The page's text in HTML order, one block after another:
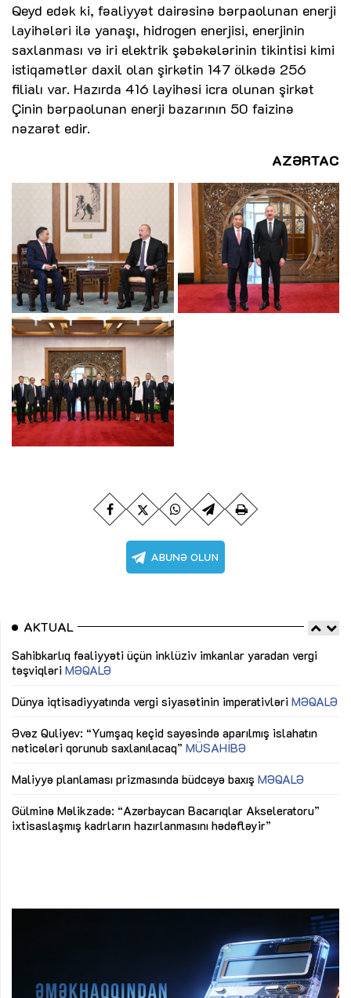
Qeyd edək ki, fəaliyyət dairəsinə bərpaolunan enerji
layihələri ilə yanaşı, hidrogen enerjisi, enerjinin
saxlanması və iri elektrik şəbəkələrinin tikintisi kimi
istiqamətlər daxil olan şirkətin 147 ölkədə 256
filialı var. Hazırda 416 layihəsi icra olunan şirkət
Çinin bərpaolunan enerji bazarının 50 faizinə
nəzarət edir.
AZƏRTAC
AKTUAL
Sahibkarlıq fəaliyyəti üçün inklüziv imkanlar yaradan vergi
təşviqləri MƏQALƏ
Dünya iqtisadiyyatında vergi siyasətinin imperativləri MƏQALƏ
Əvəz Quliyev: “Yumşaq keçid sayəsində aparılmış islahatın
nəticələri qorunub saxlanılacaq” MÜSAHİBƏ
Maliyyə planlaması prizmasında büdcəyə baxış MƏQALƏ
Gülminə Məlikzadə: “Azərbaycan Bacarıqlar Akseleratoru”
ixtisaslaşmış kadrların hazırlanmasını hədəfləyir”